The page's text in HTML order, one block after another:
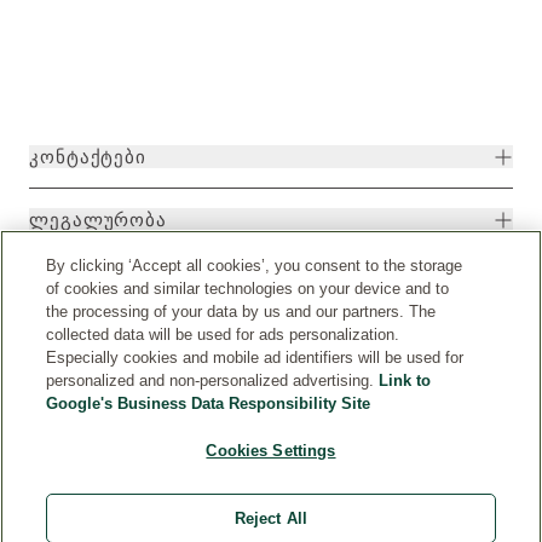
ᲙᲝᲜᲢᲐᲥᲢᲔᲑᲘ
ᲚᲔᲒᲐᲚᲣᲠᲝᲑᲐ
By clicking ‘Accept all cookies’, you consent to the storage
of cookies and similar technologies on your device and to
the processing of your data by us and our partners. The
collected data will be used for ads personalization.
Especially cookies and mobile ad identifiers will be used for
personalized and non-personalized advertising. Link to
Google's Business Data Responsibility Site
Cookies Settings
Reject All